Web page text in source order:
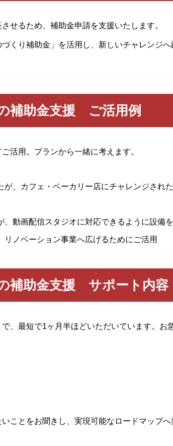
せるため、補助金申請を支援いたします。
くり補助金」を活用し、新しいチャレンジ
補助金支援 ご活用例
活用。プランから一緒に考えます。
が、カフェ・ベーカリー店にチャレンジされ
、動画配信スタジオに対応できるように設備
リノベーション事業へ広げるためにご活用
補助金支援 サポート内容
、最短で1ヶ月半ほどいただいています。お
ことをお聞きし、実現可能なロードマップへ